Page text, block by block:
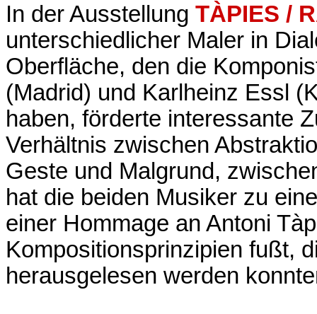
In der Ausstellung TÀPIES /
unterschiedlicher Maler in
Oberfläche, den die
(Madrid) und Karlheinz Essl
haben, förderte interessante
Verhältnis zwischen
Geste und Malgrund,
hat die beiden Musiker zu
einer Hommage an Antoni
Kompositionsprinzipien fußt,
herausgelesen werden